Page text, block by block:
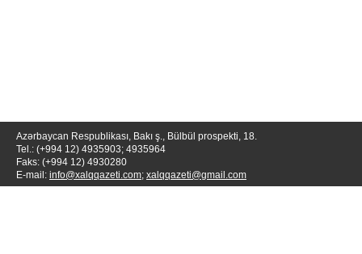
Azərbaycan Respublikası, Bakı ş., Bülbül prospekti, 18.
Tel.: (+994 12) 4935903; 4935964
Faks: (+994 12) 4930280
E-mail: info@xalqqazeti.com; xalqqazeti@gmail.com